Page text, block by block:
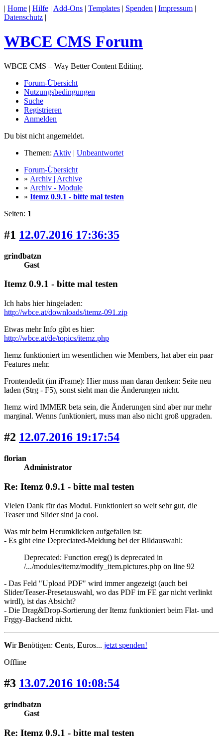
| Home | Hilfe | Add-Ons | Templates | Spenden | Impressum |
Datenschutz |
WBCE CMS Forum
WBCE CMS – Way Better Content Editing.
Forum-Übersicht
Nutzungsbedingungen
Suche
Registrieren
Anmelden
Du bist nicht angemeldet.
Themen: Aktiv | Unbeantwortet
Forum-Übersicht
» Archiv | Archive
» Archiv - Module
» Itemz 0.9.1 - bitte mal testen
Seiten: 1
#1 12.07.2016 17:36:35
grindbatzn
Gast
Itemz 0.9.1 - bitte mal testen
Ich habs hier hingeladen:
http://wbce.at/downloads/itemz-091.zip
Etwas mehr Info gibt es hier:
http://wbce.at/de/topics/itemz.php
Itemz funktioniert im wesentlichen wie Members, hat aber ein paar
Features mehr.
Frontendedit (im iFrame): Hier muss man daran denken: Seite neu
laden (Strg - F5), sonst sieht man die Änderungen nicht.
Itemz wird IMMER beta sein, die Änderungen sind aber nur mehr
marginal. Wenns funktioniert, muss man also nicht groß upgraden.
#2 12.07.2016 19:17:54
florian
Administrator
Re: Itemz 0.9.1 - bitte mal testen
Vielen Dank für das Modul. Funktioniert so weit sehr gut, die
Teaser und Slider sind ja cool.
Was mir beim Herumklicken aufgefallen ist:
- Es gibt eine Depreciated-Meldung bei der Bildauswahl:
Deprecated: Function ereg() is deprecated in
/.../modules/itemz/modify_item.pictures.php on line 92
- Das Feld "Upload PDF" wird immer angezeigt (auch bei
Slider/Teaser-Presetauswahl, wo das PDF im FE gar nicht verlinkt
wirdl), ist das Absicht?
- Die Drag&Drop-Sortierung der Itemz funktioniert beim Flat- und
Frggy-Backend nicht.
WirBenötigen: Cents, Euros... jetzt spenden!
Offline
#3 13.07.2016 10:08:54
grindbatzn
Gast
Re: Itemz 0.9.1 - bitte mal testen